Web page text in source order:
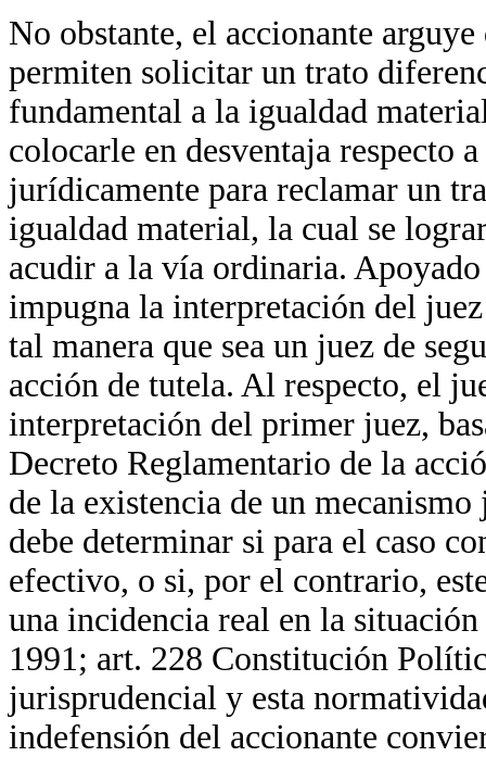
No obstante, el accionante
permiten solicitar un trato
fundamental a la igualdad
colocarle en desventaja respecto
jurídicamente para reclamar un
igualdad material, la cual se
acudir a la vía ordinaria.
impugna la interpretación del
tal manera que sea un juez de
acción de tutela. Al respecto, el
interpretación del primer juez,
Decreto Reglamentario de la
de la existencia de un
debe determinar si para el caso
efectivo, o si, por el contrario,
una incidencia real en la
1991; art. 228 Constitución
jurisprudencial y esta
indefensión del accionante